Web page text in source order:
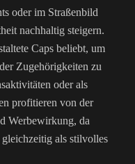
oder im Straßenbild
nachhaltig steigern.
Caps beliebt, um
Zugehörigkeiten zu
oder als
profitieren von der
Werbewirkung, da
als stilvolles